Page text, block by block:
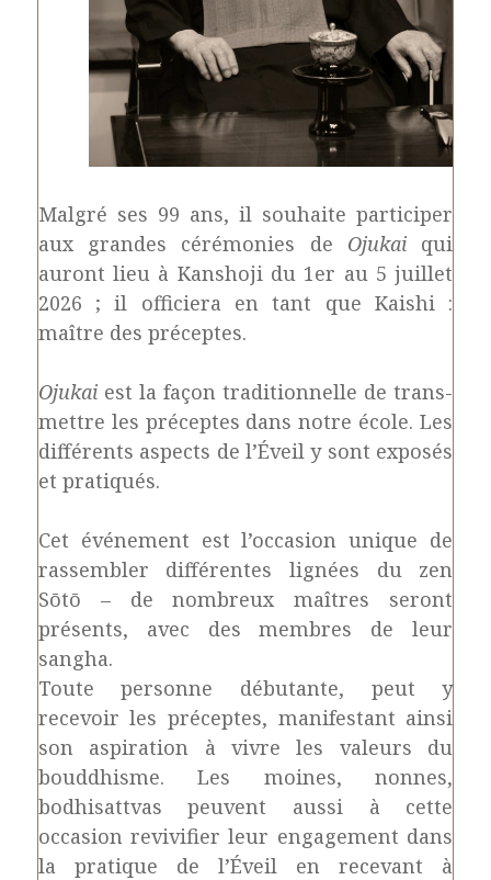
Malgré ses 99 ans, il souhaite participer
aux grandes cérémonies de Ojukai qui
auront lieu à Kanshoji du 1er au 5 juillet
2026 ; il officiera en tant que Kaishi :
maître des préceptes.
Ojukaiest la façon traditionnelle de trans-
mettre les préceptes dans notre école. Les
différents aspects de l’Éveil y sont exposés
et pratiqués.
Cet événement est l’occasion unique de
rassembler différentes lignées du zen
Sōtō – de nombreux maîtres seront
présents, avec des membres de leur
sangha.
Toute personne débutante, peut y
recevoir les préceptes, manifestant ainsi
son aspiration à vivre les valeurs du
bouddhisme. Les moines, nonnes,
bodhisattvas peuvent aussi à cette
occasion revivifier leur engagement dans
la pratique de l’Éveil en recevant à